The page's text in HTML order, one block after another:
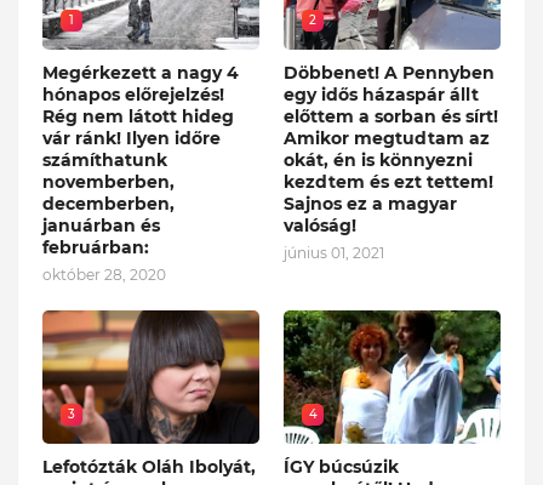
1
Megérkezett a nagy 4
hónapos előrejelzés!
Rég nem látott hideg
vár ránk! Ilyen időre
számíthatunk
novemberben,
decemberben,
januárban és
februárban:
október 28, 2020
2
Döbbenet! A Pennyben
egy idős házaspár állt
előttem a sorban és sírt!
Amikor megtudtam az
okát, én is könnyezni
kezdtem és ezt tettem!
Sajnos ez a magyar
valóság!
június 01, 2021
3
Lefotózták Oláh Ibolyát,
4
ÍGY búcsúzik